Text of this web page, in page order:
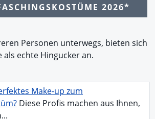
2026*
Personen unterwegs, bieten sich
echte Hingucker an.
Make-up zum
Diese Profis machen aus Ihnen,